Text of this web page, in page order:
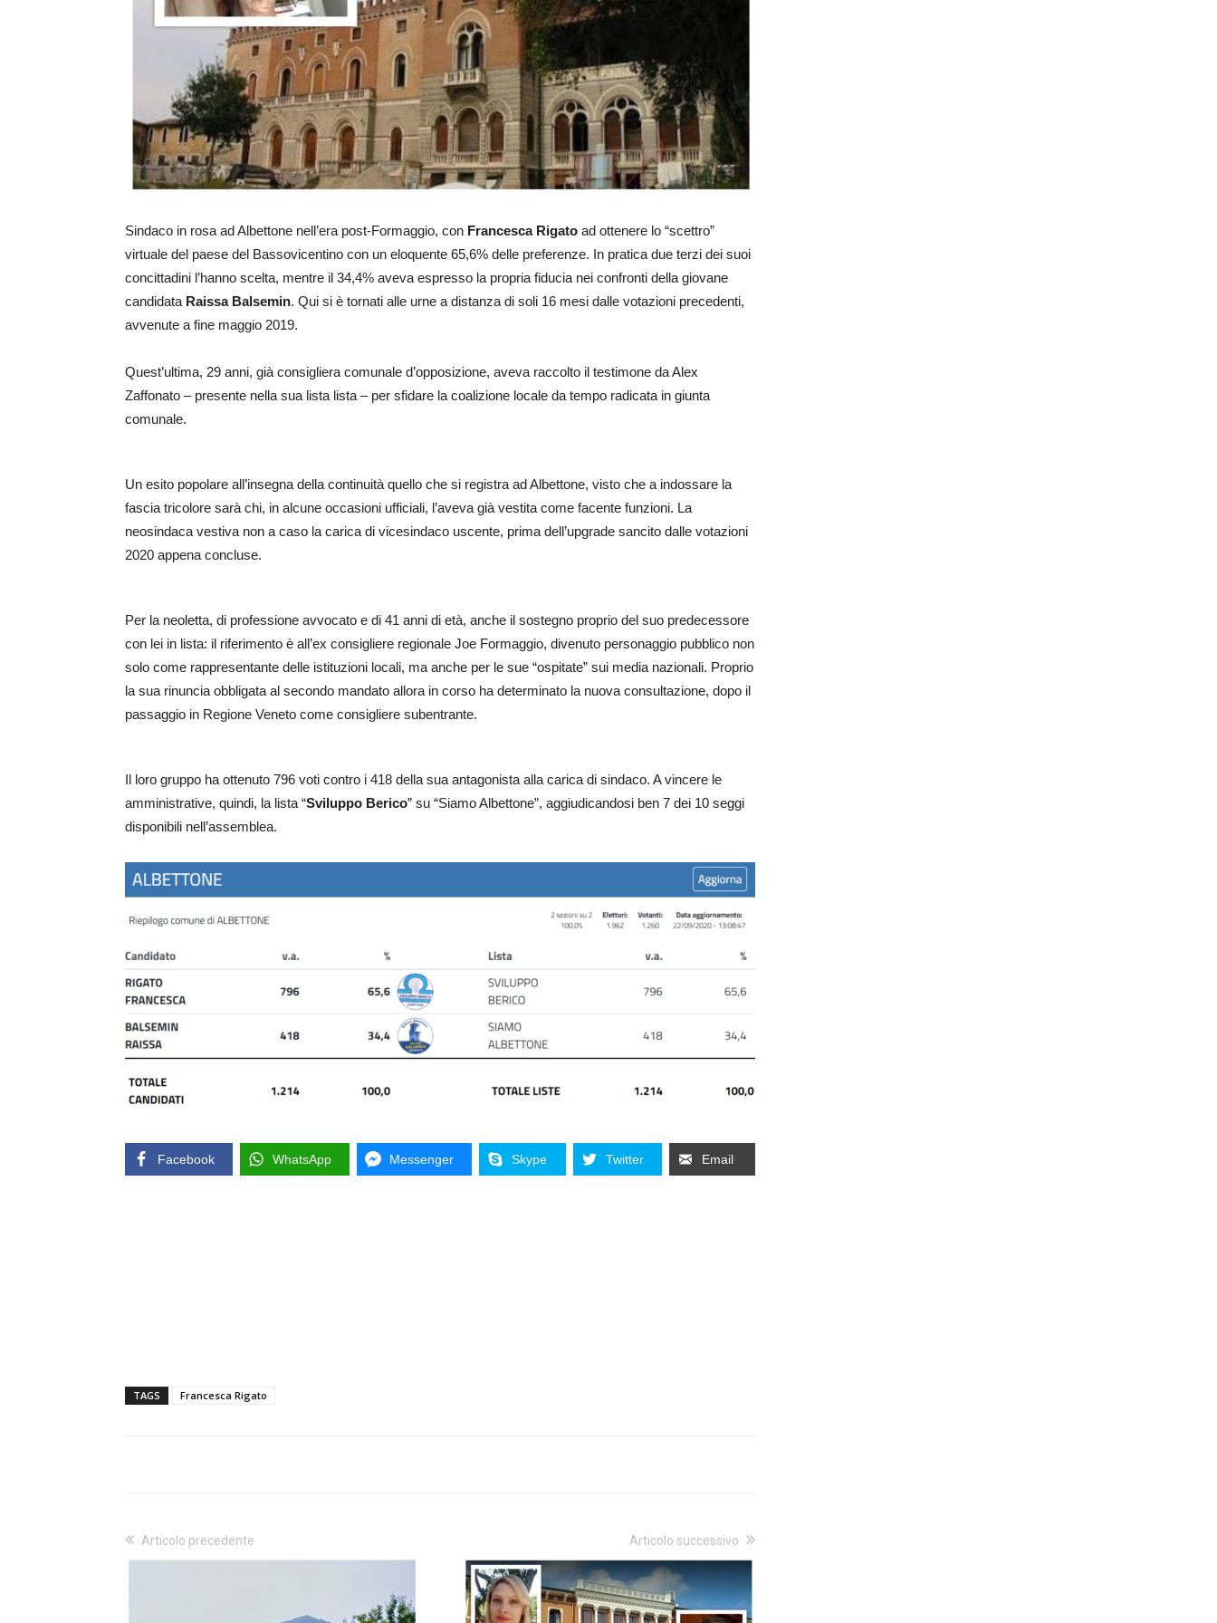
Sindaco in rosa ad Albettone nell’era post-Formaggio, con Francesca Rigato ad ottenere lo “scettro”
virtuale del paese del Bassovicentino con un eloquente 65,6% delle preferenze. In pratica due terzi dei suoi
concittadini l’hanno scelta, mentre il 34,4% aveva espresso la propria fiducia nei confronti della giovane
candidata Raissa Balsemin. Qui si è tornati alle urne a distanza di soli 16 mesi dalle votazioni precedenti,
avvenute a fine maggio 2019.
Quest’ultima, 29 anni, già consigliera comunale d’opposizione, aveva raccolto il testimone da Alex
Zaffonato – presente nella sua lista lista – per sfidare la coalizione locale da tempo radicata in giunta
comunale.
Un esito popolare all’insegna della continuità quello che si registra ad Albettone, visto che a indossare la
fascia tricolore sarà chi, in alcune occasioni ufficiali, l’aveva già vestita come facente funzioni. La
neosindaca vestiva non a caso la carica di vicesindaco uscente, prima dell’upgrade sancito dalle votazioni
2020 appena concluse.
Per la neoletta, di professione avvocato e di 41 anni di età, anche il sostegno proprio del suo predecessore
con lei in lista: il riferimento è all’ex consigliere regionale Joe Formaggio, divenuto personaggio pubblico non
solo come rappresentante delle istituzioni locali, ma anche per le sue “ospitate” sui media nazionali. Proprio
la sua rinuncia obbligata al secondo mandato allora in corso ha determinato la nuova consultazione, dopo il
passaggio in Regione Veneto come consigliere subentrante.
Il loro gruppo ha ottenuto 796 voti contro i 418 della sua antagonista alla carica di sindaco. A vincere le
amministrative, quindi, la lista “Sviluppo Berico” su “Siamo Albettone”, aggiudicandosi ben 7 dei 10 seggi
disponibili nell’assemblea.
Facebook WhatsApp Messenger Skype Twitter Email
TAGS Francesca Rigato
Articolo precedente Articolo successivo